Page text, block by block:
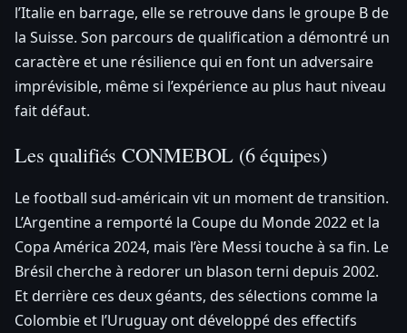
l’Italie en barrage, elle se retrouve dans le groupe B de
la Suisse. Son parcours de qualification a démontré un
caractère et une résilience qui en font un adversaire
imprévisible, même si l’expérience au plus haut niveau
fait défaut.
Les qualifiés CONMEBOL (6 équipes)
Le football sud-américain vit un moment de transition.
L’Argentine a remporté la Coupe du Monde 2022 et la
Copa América 2024, mais l’ère Messi touche à sa fin. Le
Brésil cherche à redorer un blason terni depuis 2002.
Et derrière ces deux géants, des sélections comme la
Colombie et l’Uruguay ont développé des effectifs